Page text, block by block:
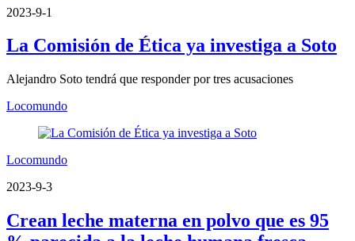
2023-9-1
La Comisión de Ética ya investiga a Soto
Alejandro Soto tendrá que responder por tres acusaciones
Locomundo
Locomundo
2023-9-3
Crean leche materna en polvo que es 95